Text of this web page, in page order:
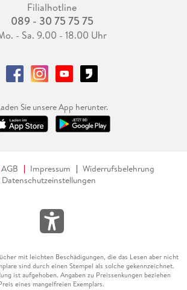
Filialhotline
089 - 30 75 75 75
- Sa. 9.00 - 18.00 Uhr
Sie unsere App herunter.
AGB Impressum
Widerrufsbelehrung
Datenschutzeinstellungen
mit leichten Beschädigungen, die das Lesen aber nicht
sind durch einen Stempel als solche gekennzeichnet.
ist aufgehoben. Angaben zu Preissenkungen beziehen
eines mangelfreien Exemplars.